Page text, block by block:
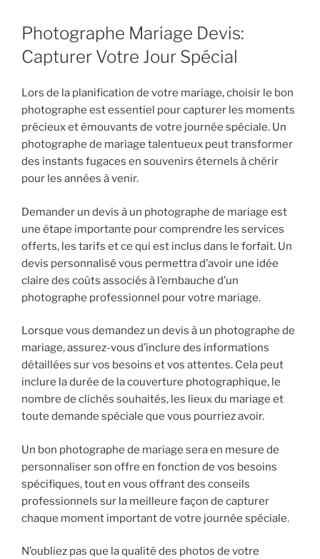
Photographe Mariage Devis:
Capturer Votre Jour Spécial
Lors de la planification de votre mariage, choisir le bon
photographe est essentiel pour capturer les moments
précieux et émouvants de votre journée spéciale. Un
photographe de mariage talentueux peut transformer
des instants fugaces en souvenirs éternels à chérir
pour les années à venir.
Demander un devis à un photographe de mariage est
une étape importante pour comprendre les services
offerts, les tarifs et ce qui est inclus dans le forfait. Un
devis personnalisé vous permettra d’avoir une idée
claire des coûts associés à l’embauche d’un
photographe professionnel pour votre mariage.
Lorsque vous demandez un devis à un photographe de
mariage, assurez-vous d’inclure des informations
détaillées sur vos besoins et vos attentes. Cela peut
inclure la durée de la couverture photographique, le
nombre de clichés souhaités, les lieux du mariage et
toute demande spéciale que vous pourriez avoir.
Un bon photographe de mariage sera en mesure de
personnaliser son offre en fonction de vos besoins
spécifiques, tout en vous offrant des conseils
professionnels sur la meilleure façon de capturer
chaque moment important de votre journée spéciale.
N’oubliez pas que la qualité des photos de votre